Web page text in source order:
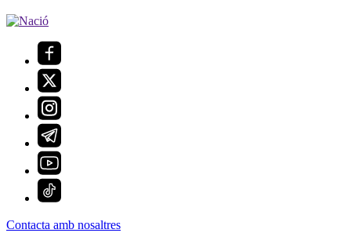
Contacta amb nosaltres